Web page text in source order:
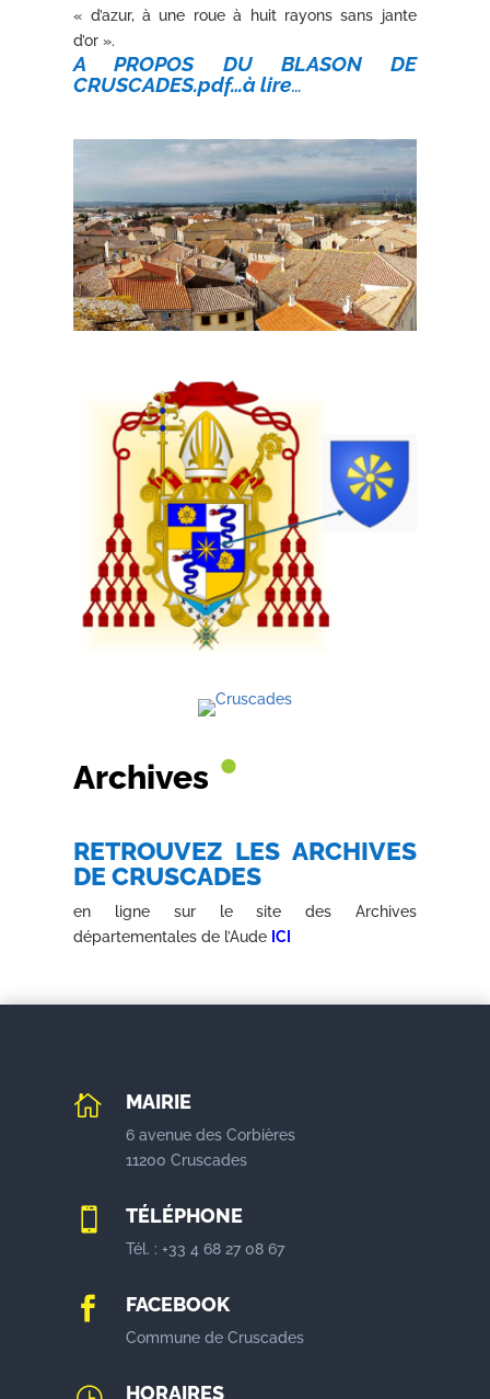
« d’azur, à une roue à huit rayons sans jante
d’or ».
A PROPOS DU BLASON DE
CRUSCADES.pdf…à lire…
Archives •
RETROUVEZ LES ARCHIVES
DE CRUSCADES
en ligne sur le site des Archives
départementales de l’Aude ICI
 MAIRIE
6 avenue des Corbières
11200 Cruscades
 TÉLÉPHONE
Tél. : +33 4 68 27 08 67
 FACEBOOK
Commune de Cruscades
HORAIRES